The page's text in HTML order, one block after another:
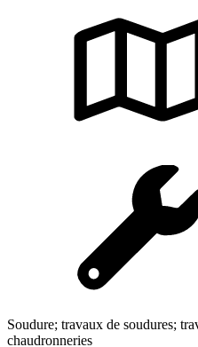
Soudure; travaux de soudures;
chaudronneries